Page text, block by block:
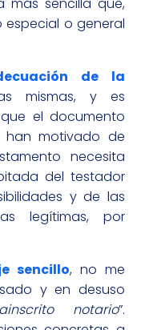
más sencilla que,
o general
de la
mismas, y es
el documento
han motivado de
necesita
del testador
y de las
legítimas, por
sencillo, no me
y en desuso
notario”.